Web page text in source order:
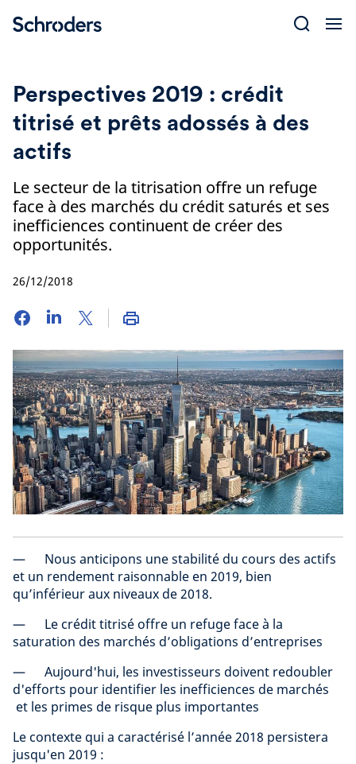
Perspectives 2019 : crédit
titrisé et prêts adossés à des
actifs
Le secteur de la titrisation offre un refuge
face à des marchés du crédit saturés et ses
inefficiences continuent de créer des
opportunités.
26/12/2018
— Nous anticipons une stabilité du cours des actifs
et un rendement raisonnable en 2019, bien
qu’inférieur aux niveaux de 2018.
— Le crédit titrisé offre un refuge face à la
saturation des marchés d’obligations d’entreprises
— Aujourd'hui, les investisseurs doivent redoubler
d'efforts pour identifier les inefficiences de marchés
et les primes de risque plus importantes
Le contexte qui a caractérisé l’année 2018 persistera
jusqu'en 2019 :